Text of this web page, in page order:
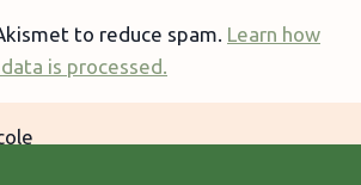
to reduce spam. Learn how
is processed.